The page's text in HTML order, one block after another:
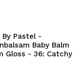
By Pastel -
Baby Balm
Gloss - 36: Catchy